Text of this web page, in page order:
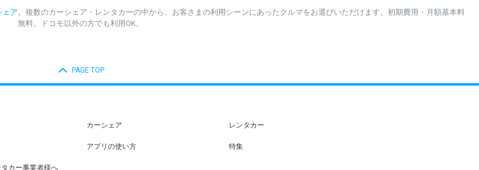
ェア。複数のカーシェア・レンタカーの中から、お客さまの利用シーンにあったクルマをお選びいただけます。初期費用・月額基本料
無料。ドコモ以外の方でも利用OK。
PAGE TOP
カーシェア レンタカー
アプリの使い方 特集
カー事業者様へ